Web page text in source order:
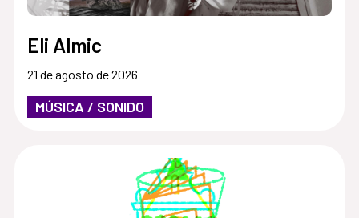
Eli Almic
21 de agosto de 2026
MÚSICA / SONIDO